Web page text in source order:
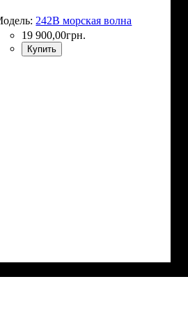
242B морская волна
19 900,00грн.
Купить